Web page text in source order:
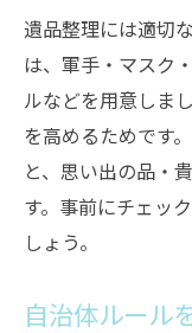
遺品整理には適切
は、軍手・マスク
ルなどを用意しま
を高めるためです
と、思い出の品・
す。事前にチェッ
しょう。
自治体ルール